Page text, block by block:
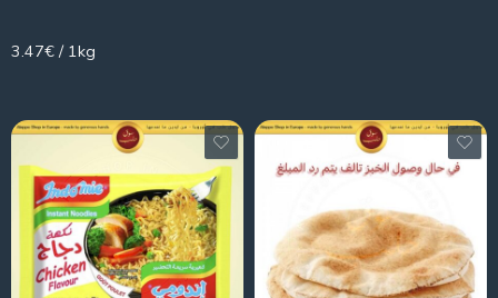
3.47€ / 1kg
1 Pack
10 Pack
15 Pack